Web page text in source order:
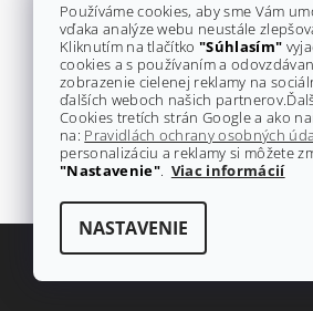
Používáme cookies, aby sme Vám
vďaka analýze webu neustále
Kliknutím na tlačítko"Súhlasím"
cookies a s používaním a
zobrazenie cielenej reklamy na
ďalších weboch našich partnerov.
Cookies tretích strán Google a ako
na: Pravidlách ochrany osobných
personalizáciu a reklamy si môžete
"Nastavenie". Viac informácií
NASTAVENIE